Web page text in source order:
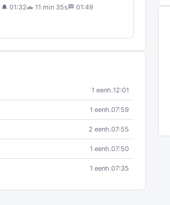
🔔 01:32🚗 11 min 35s 🏁 01:49
1 eenh.12:01
1 eenh.07:59
2 eenh.07:55
1 eenh.07:50
1 eenh.07:35